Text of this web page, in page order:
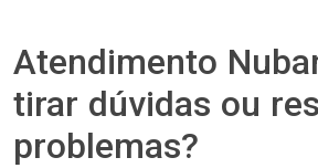
Atendimento
tirar dúvidas ou
problemas?